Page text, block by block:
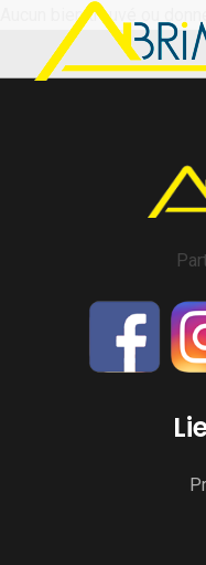
Aucun bien trouvé ou